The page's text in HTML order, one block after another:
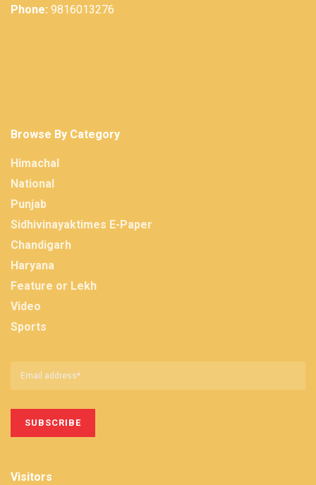
Phone: 9816013276
Browse By Category
Himachal
National
Punjab
Sidhivinayaktimes E-Paper
Chandigarh
Haryana
Feature or Lekh
Video
Sports
Visitors